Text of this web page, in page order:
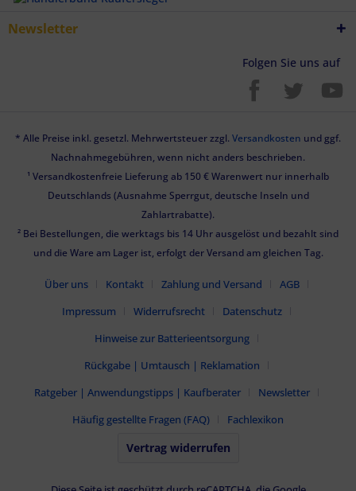
Newsletter
Folgen Sie uns auf
* Alle Preise inkl. gesetzl. Mehrwertsteuer zzgl. Versandkosten und ggf.
Nachnahmegebühren, wenn nicht anders beschrieben.
¹ Versandkostenfreie Lieferung ab 150 € Warenwert nur innerhalb
Deutschlands (Ausnahme Sperrgut, deutsche Inseln und
Zahlartrabatte).
² Bei Bestellungen, die werktags bis 14 Uhr ausgelöst und bezahlt sind
und die Ware am Lager ist, erfolgt der Versand am gleichen Tag.
Über uns Kontakt Zahlung und Versand
AGB
Impressum
Widerrufsrecht
Datenschutz
Hinweise zur Batterieentsorgung
Rückgabe | Umtausch | Reklamation
Ratgeber | Anwendungstipps | Kaufberater
Newsletter
Häufig gestellte Fragen (FAQ)
Fachlexikon
Vertrag widerrufen